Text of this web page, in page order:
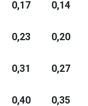
0,17 0,14
0,23 0,20
0,31 0,27
0,40 0,35